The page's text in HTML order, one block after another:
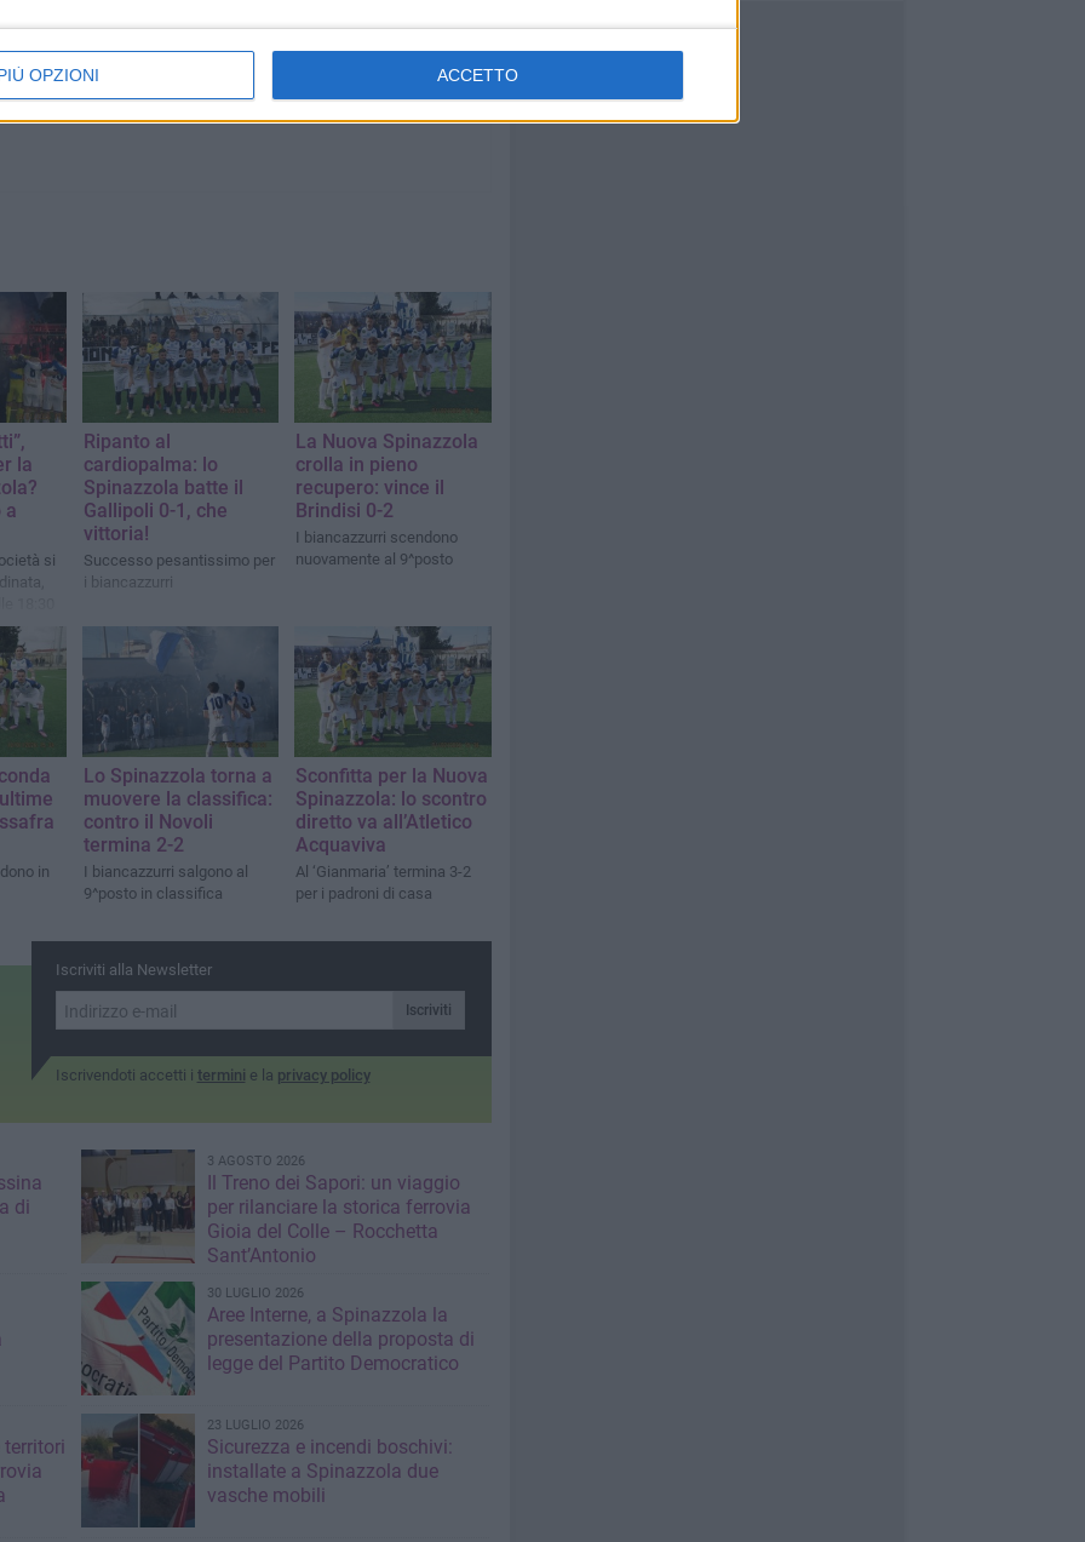
OPZIONI ACCETTO
la
a
si
Ripanto al
cardiopalma: lo
Spinazzola batte il
Gallipoli 0-1, che
vittoria!
Successo pesantissimo per
i biancazzurri
La Nuova Spinazzola
crolla in pieno
recupero: vince il
Brindisi 0-2
I biancazzurri scendono
nuovamente al 9^posto
in
Lo Spinazzola torna a
muovere la classifica:
contro il Novoli
termina 2-2
I biancazzurri salgono al
9^posto in classifica
Sconfitta per la Nuova
Spinazzola: lo scontro
diretto va all’Atletico
Acquaviva
Al ‘Gianmaria’ termina 3-2
per i padroni di casa
Iscriviti alla Newsletter
Iscriviti
Iscrivendoti accetti i termini e la privacy policy
di
3 AGOSTO 2026
Il Treno dei Sapori: un viaggio
per rilanciare la storica ferrovia
Gioia del Colle – Rocchetta
Sant’Antonio
30 LUGLIO 2026
Aree Interne, a Spinazzola la
presentazione della proposta di
legge del Partito Democratico
23 LUGLIO 2026
Sicurezza e incendi boschivi:
installate a Spinazzola due
vasche mobili